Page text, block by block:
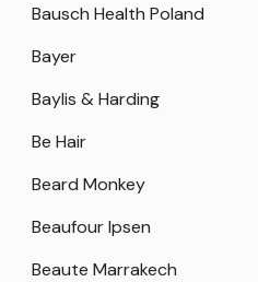
Bausch Health Poland
Bayer
Baylis & Harding
Be Hair
Beard Monkey
Beaufour Ipsen
Beaute Marrakech